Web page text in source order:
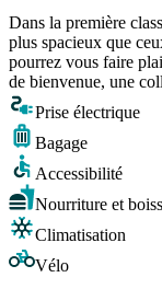
Dans la première
plus spacieux que
pourrez vous faire
de bienvenue, une
Prise électrique
Bagage
Accessibilité
Nourriture et
Climatisation
Vélo